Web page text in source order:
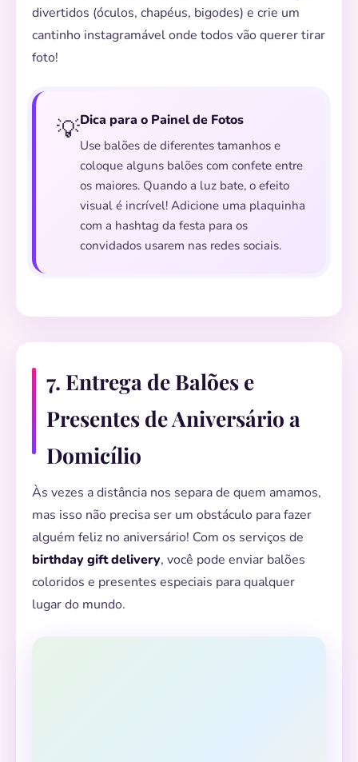
🎀
🎊
divertidos (óculos, chapéus, bigodes) e crie um
cantinho instagramável onde todos vão querer tirar
foto!
💡Dica para o Painel de Fotos
Use balões de diferentes tamanhos e
coloque alguns balões com confete entre
os maiores. Quando a luz bate, o efeito
visual é incrível! Adicione uma plaquinha
com a hashtag da festa para os
convidados usarem nas redes sociais.
7. Entrega de Balões e
Presentes de Aniversário a
Domicílio
Às vezes a distância nos separa de quem amamos,
mas isso não precisa ser um obstáculo para fazer
alguém feliz no aniversário! Com os serviços de
birthday gift delivery, você pode enviar balões
coloridos e presentes especiais para qualquer
lugar do mundo.